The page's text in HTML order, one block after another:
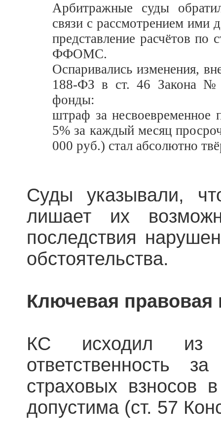
Арбитражные суды
связи с рассмотрением ими
представление расчётов
ФФОМС.
Оспаривались изменения,
188-ФЗ в ст. 46 Закона №
фонды:
штраф за несвоевременное
5% за каждый месяц
000 руб.) стал абсолютно
Суды указывали,
лишает их
последствия
обстоятельства.
Ключевая правовая
КС исходил из
ответственность
страховых взносов
допустима (ст. 57